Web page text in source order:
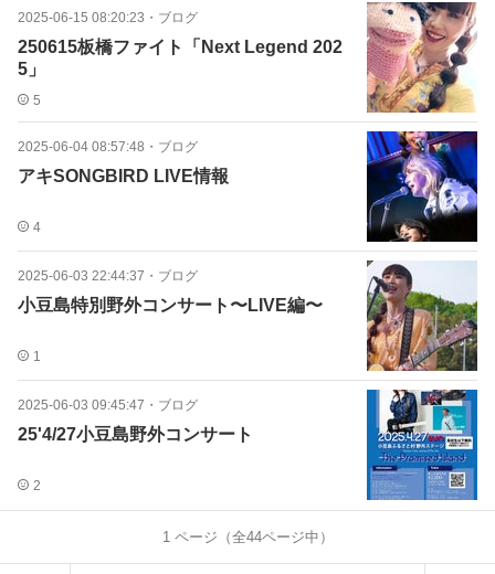
2025-06-15 08:20:23 ・ ブログ
250615板橋ファイト「Next Legend 202
5」
5
2025-06-04 08:57:48 ・ ブログ
アキSONGBIRD LIVE情報
4
2025-06-03 22:44:37 ・ ブログ
小豆島特別野外コンサート〜LIVE編〜
1
2025-06-03 09:45:47 ・ ブログ
25'4/27小豆島野外コンサート
2
1ページ（全44ページ中）